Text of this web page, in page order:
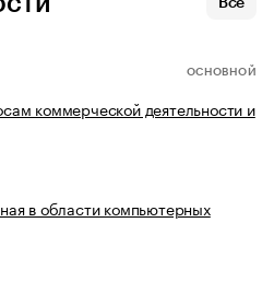
Все
ОСНОВНОЙ
коммерческой деятельности и
в области компьютерных